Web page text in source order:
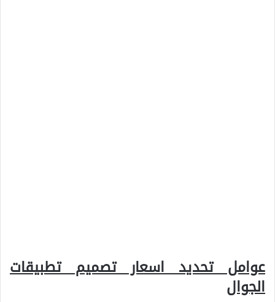
عوامل تحديد اسعار تصميم تطبيقات
الجوال